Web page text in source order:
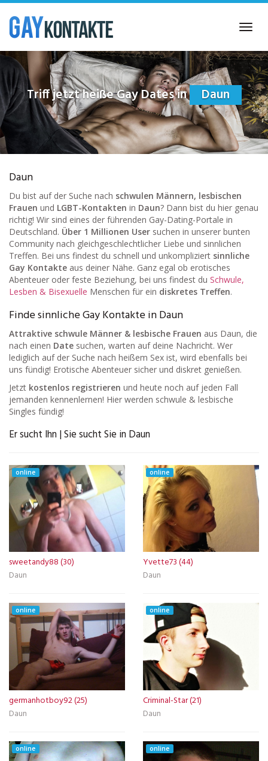
Skip
main
content
Triff jetzt heiße Gay Dates in Daun
Daun
Du bist auf der Suche nach schwulen Männern, lesbischen
Frauen und LGBT-Kontakten in Daun? Dann bist du hier genau
richtig! Wir sind eines der führenden Gay-Dating-Portale in
Deutschland. Über 1 Millionen User suchen in unserer bunten
Community nach gleichgeschlechtlicher Liebe und sinnlichen
Treffen. Bei uns findest du schnell und unkompliziert sinnliche
Gay Kontakte aus deiner Nähe. Ganz egal ob erotisches
Abenteuer oder feste Beziehung, bei uns findest du Schwule,
Lesben & Bisexuelle Menschen für ein diskretes Treffen.
Finde sinnliche Gay Kontakte in Daun
Attraktive schwule Männer & lesbische Frauen aus Daun, die
nach einen Date suchen, warten auf deine Nachricht. Wer
lediglich auf der Suche nach heißem Sex ist, wird ebenfalls bei
uns fündig! Erotische Abenteuer sicher und diskret genießen.
Jetzt kostenlos registrieren und heute noch auf jeden Fall
jemanden kennenlernen! Hier werden schwule & lesbische
Singles fündig!
Er sucht Ihn | Sie sucht Sie in Daun
online
sweetandy88 (30)
Daun
online
Yvette73 (44)
Daun
online
germanhotboy92 (25)
Daun
online
Criminal-Star (21)
Daun
online online